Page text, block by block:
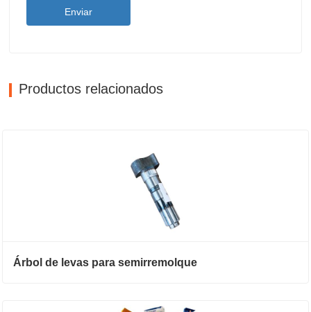
Enviar
Productos relacionados
Árbol de levas para semirremolque